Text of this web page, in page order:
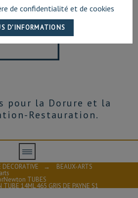
pour la Dorure et la
Restauration.
de confidentialité et de cookies
DECORATIVE → BEAUX-ARTS
TUBES
TUBE 14ML 465 GRIS DE PAYNE S1